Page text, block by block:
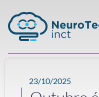
23/10/2025